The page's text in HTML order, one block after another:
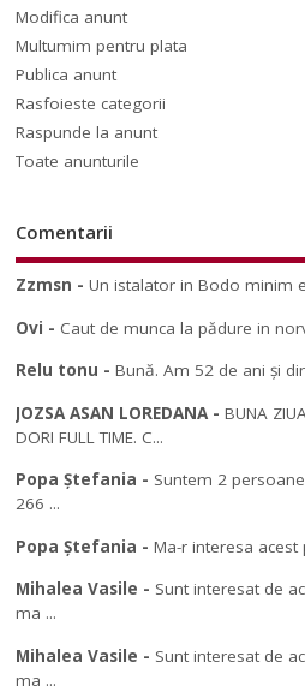
Modifica anunt
Multumim pentru plata
Publica anunt
Rasfoieste categorii
Raspunde la anunt
Toate anunturile
Comentarii
Zzmsn -Un istalator in Bodo minim
Ovi - Caut de munca la pădure in
Relu tonu -Bună. Am 52 de ani și
JOZSA ASAN LOREDANA-BUNA
DORI FULL TIME. C...
Popa Ștefania - Suntem 2
266 ...
Popa Ștefania -Ma-r interesa
Mihalea Vasile - Sunt interesat de
ma ...
Mihalea Vasile - Sunt interesat de
ma ...